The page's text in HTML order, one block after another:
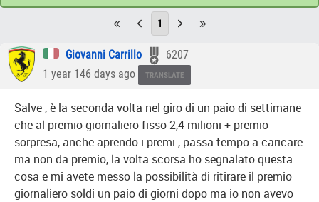
1
Giovanni Carrillo
6207
1 year 146 days ago
TRANSLATE
Salve , è la seconda volta nel giro di un paio di settimane
che al premio giornaliero fisso 2,4 milioni + premio
sorpresa, anche aprendo i premi , passa tempo a caricare
ma non da premio, la volta scorsa ho segnalato questa
cosa e mi avete messo la possibilità di ritirare il premio
giornaliero soldi un paio di giorni dopo ma io non avevo